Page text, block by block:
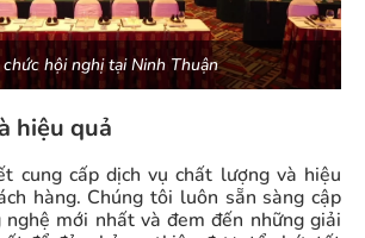
hội nghị tại Ninh Thuận
hiệu quả
cung cấp dịch vụ chất lượng và hiệu
hàng. Chúng tôi luôn sẵn sàng cập
nghệ mới nhất và đem đến những giải